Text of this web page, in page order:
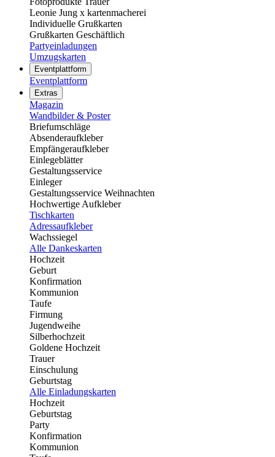
Leonie Jung x kartenmacherei
Individuelle Grußkarten
Grußkarten Geschäftlich
Partyeinladungen
Umzugskarten
Eventplattform
Eventplattform
Extras
Magazin
Wandbilder & Poster
Briefumschläge
Absenderaufkleber
Empfängeraufkleber
Einlegeblätter
Gestaltungsservice
Einleger
Gestaltungsservice Weihnachten
Hochwertige Aufkleber
Tischkarten
Adressaufkleber
Wachssiegel
Alle Dankeskarten
Hochzeit
Geburt
Konfirmation
Kommunion
Taufe
Firmung
Jugendweihe
Silberhochzeit
Goldene Hochzeit
Trauer
Einschulung
Geburtstag
Alle Einladungskarten
Hochzeit
Geburtstag
Party
Konfirmation
Kommunion